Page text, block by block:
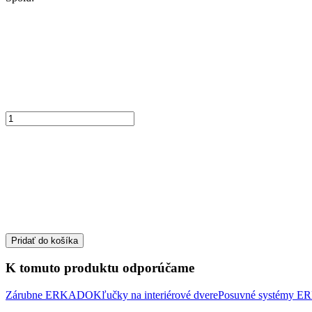
Pridať do košíka
K tomuto produktu odporúčame
Zárubne ERKADOKľučky na interiérové dverePosuvné systémy